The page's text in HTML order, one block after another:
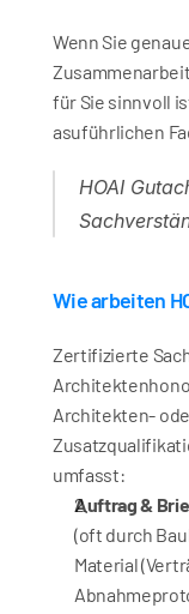
Wenn Sie
für Sie sinnvoll
asuführlichen
HOAI
Wie arbeiten
Zertifizierte
Architekten-
umfasst:
Auftrag &
(oft durch
Material